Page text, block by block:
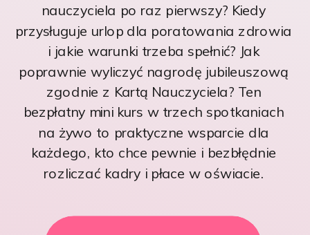
nauczyciela po raz pierwszy? Kiedy
przysługuje urlop dla poratowania zdrowia
i jakie warunki trzeba spełnić? Jak
poprawnie wyliczyć nagrodę jubileuszową
zgodnie z Kartą Nauczyciela? Ten
bezpłatny mini kurs w trzech spotkaniach
na żywo to praktyczne wsparcie dla
każdego, kto chce pewnie i bezbłędnie
rozliczać kadry i płace w oświacie.